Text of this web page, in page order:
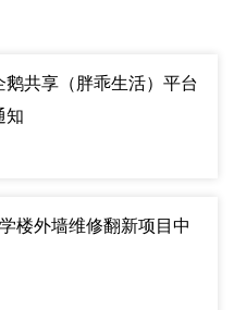
共享（胖乖生活）平台
知
楼外墙维修翻新项目中